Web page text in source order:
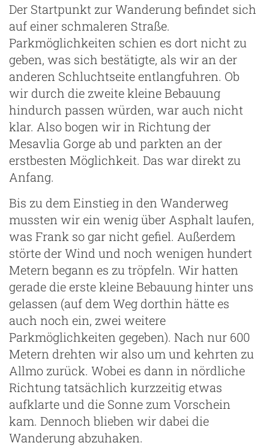
Der Startpunkt zur Wanderung befindet sich
auf einer schmaleren Straße.
Parkmöglichkeiten schien es dort nicht zu
geben, was sich bestätigte, als wir an der
anderen Schluchtseite entlangfuhren. Ob
wir durch die zweite kleine Bebauung
hindurch passen würden, war auch nicht
klar. Also bogen wir in Richtung der
Mesavlia Gorge ab und parkten an der
erstbesten Möglichkeit. Das war direkt zu
Anfang.
Bis zu dem Einstieg in den Wanderweg
mussten wir ein wenig über Asphalt laufen,
was Frank so gar nicht gefiel. Außerdem
störte der Wind und noch wenigen hundert
Metern begann es zu tröpfeln. Wir hatten
gerade die erste kleine Bebauung hinter uns
gelassen (auf dem Weg dorthin hätte es
auch noch ein, zwei weitere
Parkmöglichkeiten gegeben). Nach nur 600
Metern drehten wir also um und kehrten zu
Allmo zurück. Wobei es dann in nördliche
Richtung tatsächlich kurzzeitig etwas
aufklarte und die Sonne zum Vorschein
kam. Dennoch blieben wir dabei die
Wanderung abzuhaken.